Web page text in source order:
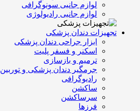
لوازم جانبی سونوگرافی
لوازم جانبی رادیولوژی
تجهیزات دندان پزشکی
ابزار جراحی دندان پزشکی
اسکنر و فسفر پلیت
ترمیم و بازسازی
جرمگیر دندان پزشکی و توربین
رادیوگرافی
ساکشن
سرساکشن
فرزها